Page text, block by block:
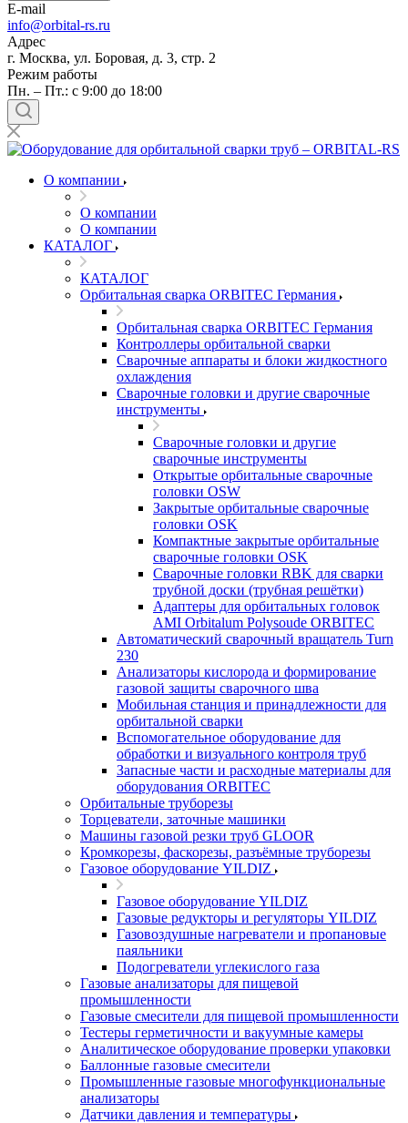
E-mail
info@orbital-rs.ru
Адрес
г. Москва, ул. Боровая, д. 3, стр. 2
Режим работы
Пн. – Пт.: с 9:00 до 18:00
О компании
О компании
О компании
КАТАЛОГ
КАТАЛОГ
Орбитальная сварка ORBITEC Германия
Орбитальная сварка ORBITEC Германия
Контроллеры орбитальной сварки
Сварочные аппараты и блоки жидкостного
охлаждения
Сварочные головки и другие сварочные
инструменты
Сварочные головки и другие
сварочные инструменты
Открытые орбитальные сварочные
головки OSW
Закрытые орбитальные сварочные
головки OSK
Компактные закрытые орбитальные
сварочные головки OSK
Сварочные головки RBK для сварки
трубной доски (трубная решётки)
Адаптеры для орбитальных головок
AMI Orbitalum Polysoude ORBITEC
Автоматический сварочный вращатель Turn
230
Анализаторы кислорода и формирование
газовой защиты сварочного шва
Мобильная станция и принадлежности для
орбитальной сварки
Вспомогательное оборудование для
обработки и визуального контроля труб
Запасные части и расходные материалы для
оборудования ORBITEC
Орбитальные труборезы
Торцеватели, заточные машинки
Машины газовой резки труб GLOOR
Кромкорезы, фаскорезы, разъёмные труборезы
Газовое оборудование YILDIZ
Газовое оборудование YILDIZ
Газовые редукторы и регуляторы YILDIZ
Газовоздушные нагреватели и пропановые
паяльники
Подогреватели углекислого газа
Газовые анализаторы для пищевой
промышленности
Газовые смесители для пищевой промышленности
Тестеры герметичности и вакуумные камеры
Аналитическое оборудование проверки упаковки
Баллонные газовые смесители
Промышленные газовые многофункциональные
анализаторы
Датчики давления и температуры